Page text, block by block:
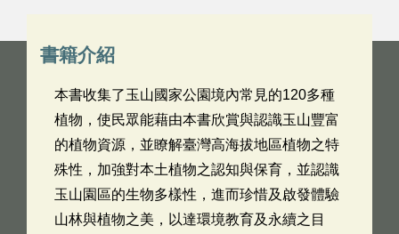
書籍介紹
本書收集了玉山國家公園境內常見的120多種
植物，使民眾能藉由本書欣賞與認識玉山豐富
的植物資源，並瞭解臺灣高海拔地區植物之特
殊性，加強對本土植物之認知與保育，並認識
玉山園區的生物多樣性，進而珍惜及啟發體驗
山林與植物之美，以達環境教育及永續之目